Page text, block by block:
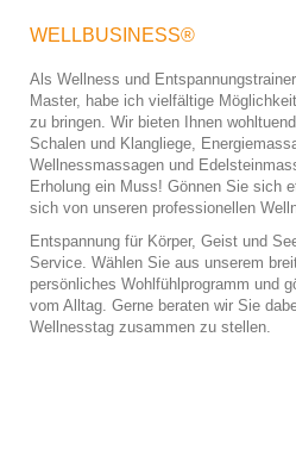
WELLBUSINESS®
Als Wellness und
Master, habe ich vielfältige
zu bringen. Wir bieten Ihnen
Schalen und Klangliege,
Wellnessmassagen und
Erholung ein Muss! Gönnen Sie sich
sich von unseren professionellen
Entspannung für Körper, Geist und
Service. Wählen Sie aus unserem
persönliches Wohlfühlprogramm und
vom Alltag. Gerne beraten wir Sie
Wellnesstag zusammen zu stellen.